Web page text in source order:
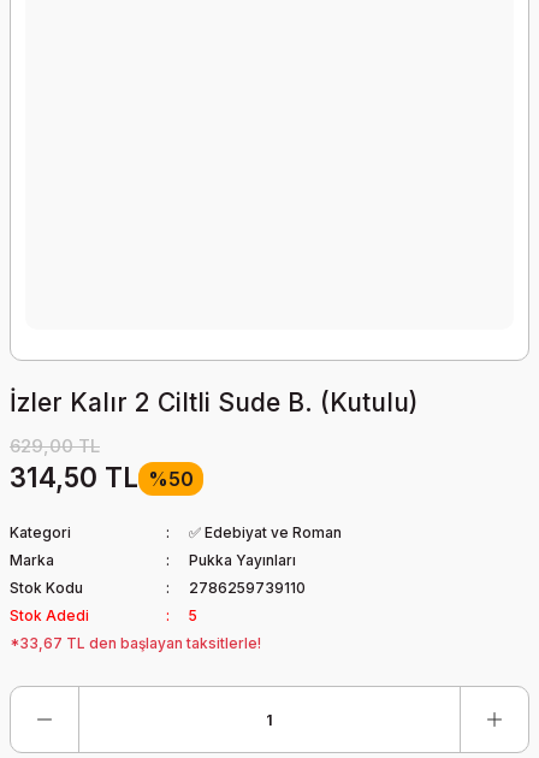
İzler Kalır 2 Ciltli Sude B. (Kutulu)
629,00 TL
314,50 TL %50
Kategori
✅ Edebiyat ve Roman
Marka
Pukka Yayınları
Stok Kodu
2786259739110
Stok Adedi
5
*33,67 TL den başlayan taksitlerle!